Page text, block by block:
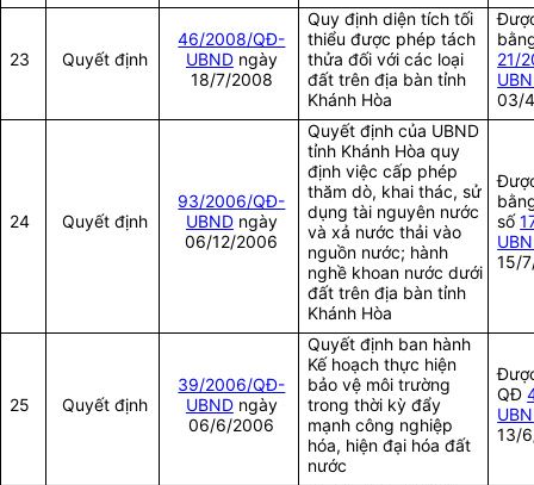
23 Quyết định
46/2008/QĐ-
UBNDngày
18/7/2008
Quy định diện tích tối
thiểu được phép tách
thửa đối với các loại
đất trên địa bàn tỉnh
Khánh Hòa
21/
03/
24 Quyết định
93/2006/QĐ-
UBNDngày
06/12/2006
Quyết định của UBND
tỉnh Khánh Hòa quy
định việc cấp phép
thăm dò, khai thác, sử
dụng tài nguyên nước
và xả nước thải vào
nguồn nước; hành
nghề khoan nước dưới
đất trên địa bàn tỉnh
Khánh Hòa
số
15/
25 Quyết định
39/2006/QĐ-
UBNDngày
06/6/2006
Quyết định ban hành
Kế hoạch thực hiện
bảo vệ môi trường
trong thời kỳ đẩy
mạnh công nghiệp
hóa, hiện đại hóa đất
nước
QĐ
13/